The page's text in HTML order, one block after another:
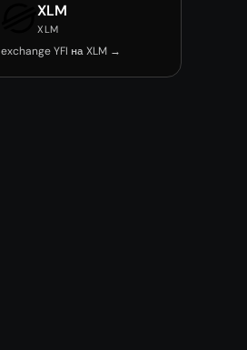
XLM
XLM
exchange YFI на XLM →